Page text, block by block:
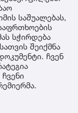
საშუალებას,
სჭირდება
შეიქმნა
ჩვენ